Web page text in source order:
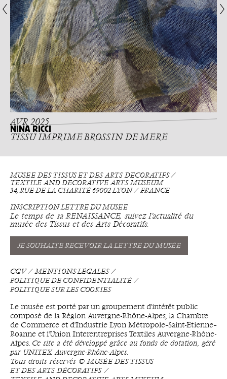
AVR 2025
NINA RICCI
TISSU IMPRIMÉ BROSSIN DE MÉRÉ
MUSÉE DES TISSUS ET DES ARTS DÉCORATIFS ⁄
TEXTILE AND DECORATIVE ARTS MUSEUM
34, RUE DE LA CHARITÉ 69002 LYON ⁄ FRANCE
INSCRIPTION LETTRE DU MUSÉE
Le temps de sa RENAISSANCE, suivez l’actualité du
musée des Tissus et des Arts Décoratifs.
JE SOUHAITE RECEVOIR LA LETTRE DU MUSÉE
CGV
MENTIONS LÉGALES
POLITIQUE DE CONFIDENTIALITÉ
POLITIQUE SUR LES COOKIES
Le musée est porté par un groupement d'intérêt public
composé de la Région Auvergne-Rhône-Alpes, la Chambre
de Commerce et d'Industrie Lyon Métropole–Saint-Étienne–
Roanne et l'Union Interentreprises Textiles Auvergne-Rhône-
Alpes. Ce site a été développé grâce au fonds de dotation, géré
par UNITEX Auvergne-Rhône-Alpes.
Tous droits réservés © MUSÉE DES TISSUS
ET DES ARTS DÉCORATIFS ⁄